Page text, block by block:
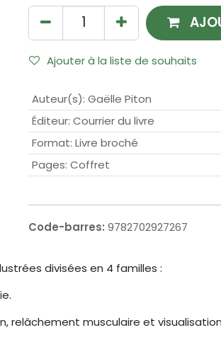
Ajouter à la liste de souhaits
Auteur(s): Gaëlle Piton
Éditeur: Courrier du livre
Format: Livre broché
Pages: Coffret
Code-barres: 9782702927267
divisées en 4 familles :
relâchement musculaire et